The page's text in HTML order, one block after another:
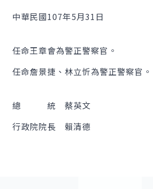
中華民國107年5月31日
任命王章會為警正警察官。
任命詹景捷、林立忻為警正警察官。
總 統 蔡英文
行政院院長 賴清德